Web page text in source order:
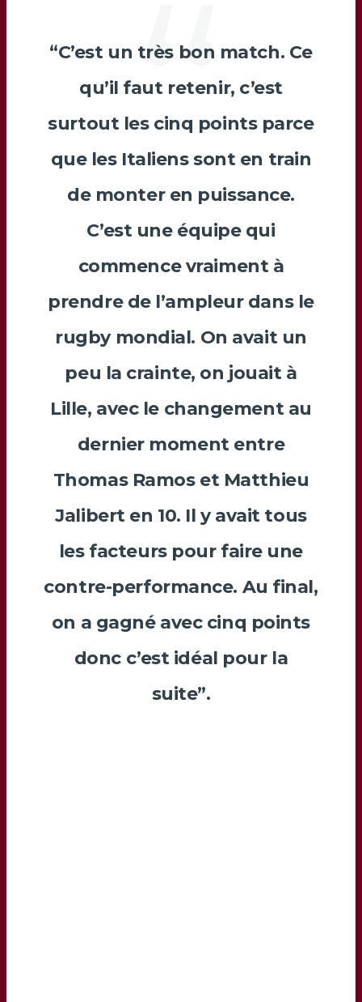
“C’est un très bon match. Ce
qu’il faut retenir, c’est
surtout les cinq points parce
que les Italiens sont en train
de monter en puissance.
C’est une équipe qui
commence vraiment à
prendre de l’ampleur dans le
rugby mondial. On avait un
peu la crainte, on jouait à
Lille, avec le changement au
dernier moment entre
Thomas Ramoset Matthieu
Jalibert en 10. Il y avait tous
les facteurs pour faire une
contre-performance. Au final,
on a gagné avec cinq points
donc c’est idéal pour la
suite”.